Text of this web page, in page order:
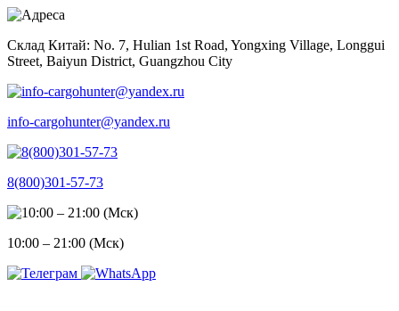
Skip
content
Склад Китай: No. 7, Hulian 1st Road, Yongxing Village, Longgui
Street, Baiyun District, Guangzhou City
info-cargohunter@yandex.ru
8(800)301-57-73
10:00 – 21:00 (Мск)